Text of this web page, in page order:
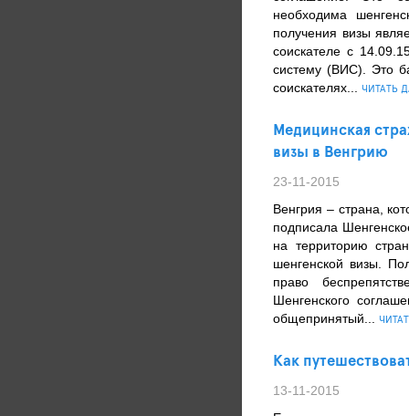
необходима
получения визы
соискателе с
систему (ВИС). Это
соискателях...
ЧИТАТЬ
Медицинская
визы в Венгрию
23-11-2015
Венгрия – страна,
подписала
на территорию
шенгенской визы.
право
Шенгенского
общепринятый...
Как
13-11-2015